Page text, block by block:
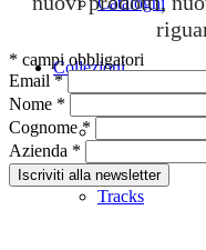
Collezioni
Tracks
* campi obbligatori
Email*
Nome *
Cognome*
Azienda *